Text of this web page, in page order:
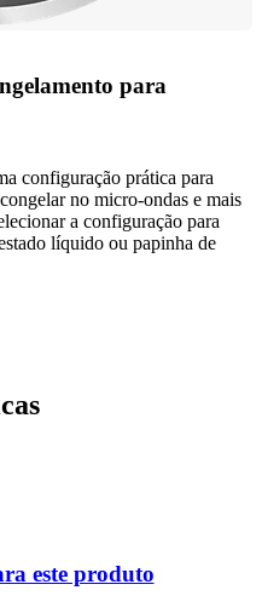
para
configuração prática para
no micro-ondas e mais
a configuração para
líquido ou papinha de
este produto